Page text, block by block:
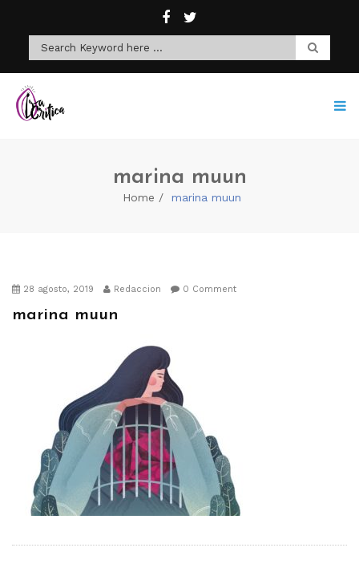
marina muun
Home marina muun
28 agosto, 2019 Redaccion 0 Comment
marina muun